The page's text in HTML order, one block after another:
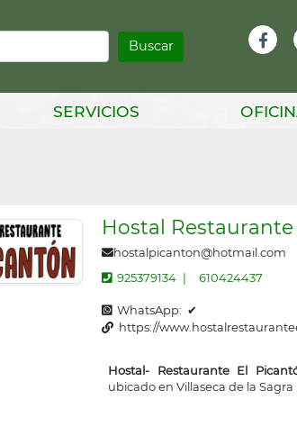
SERVICIOS
Hostal
hostalpicanton@hotmail.com
925379134
610424437
WhatsApp: ✔
https://
Hostal- Restaurante El
ubicado en Villaseca de la Sagra